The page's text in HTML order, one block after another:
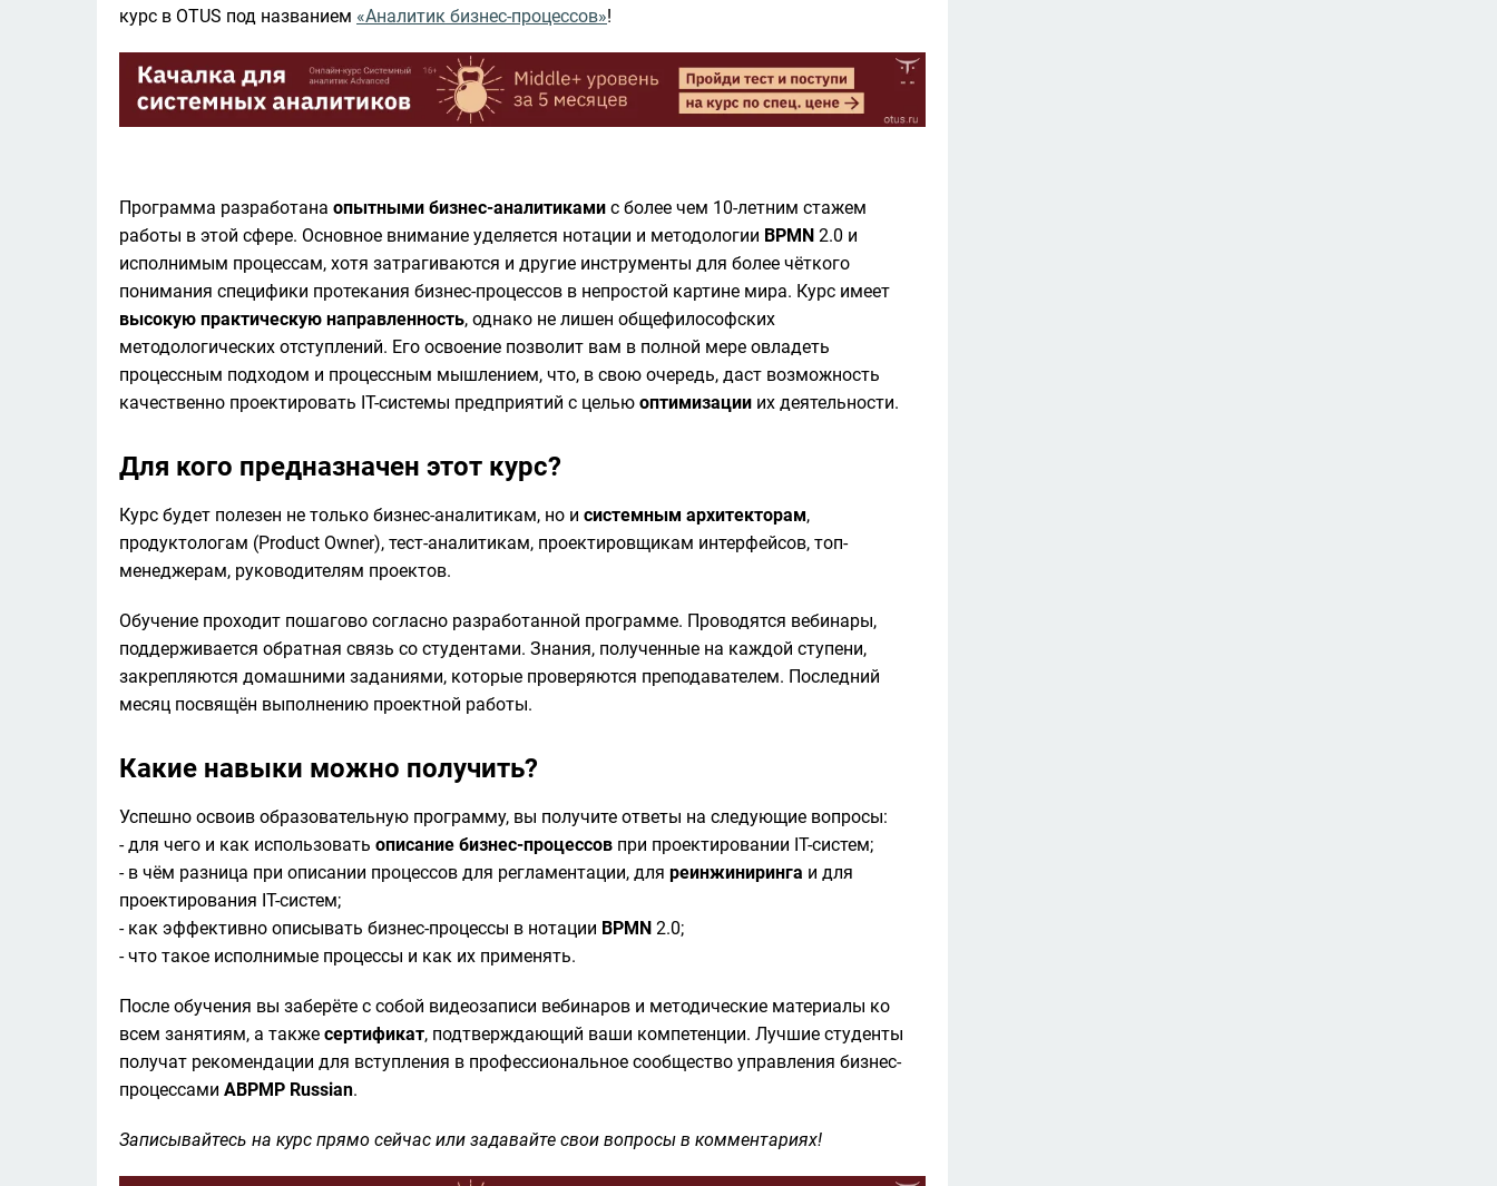
курс в OTUS под названием «Аналитик бизнес-процессов»!
Программа разработана опытными бизнес-аналитиками с более чем 10-летним стажем
работы в этой сфере. Основное внимание уделяется нотации и методологии BPMN 2.0 и
исполнимым процессам, хотя затрагиваются и другие инструменты для более чёткого
высокую практическую направленность, однако не лишен общефилософских
методологических отступлений. Его освоение позволит вам в полной мере овладеть
процессным подходом и процессным мышлением, что, в свою очередь, даст возможность
качественно проектировать IT-системы предприятий с целью оптимизации их деятельности.
Для кого предназначен этот курс?
Курс будет полезен не только бизнес-аналитикам, но и системным архитекторам,
продуктологам (Product Owner), тест-аналитикам, проектировщикам интерфейсов, топ-
менеджерам, руководителям проектов.
Обучение проходит пошагово согласно разработанной программе. Проводятся вебинары,
поддерживается обратная связь со студентами. Знания, полученные на каждой ступени,
закрепляются домашними заданиями, которые проверяются преподавателем. Последний
месяц посвящён выполнению проектной работы.
Какие навыки можно получить?
Успешно освоив образовательную программу, вы получите ответы на следующие вопросы:
- для чего и как использовать описание бизнес-процессов при проектировании IT-систем;
- в чём разница при описании процессов для регламентации, для реинжиниринга и для
проектирования IT-систем;
- как эффективно описывать бизнес-процессы в нотации BPMN 2.0;
- что такое исполнимые процессы и как их применять.
После обучения вы заберёте с собой видеозаписи вебинаров и методические материалы ко
всем занятиям, а также сертификат, подтверждающий ваши компетенции. Лучшие студенты
получат рекомендации для вступления в профессиональное сообщество управления бизнес-
процессами ABPMP Russian.
Записывайтесь на курс прямо сейчас или задавайте свои вопросы в комментариях!